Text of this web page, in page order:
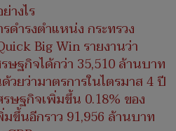
างไร
ดำรงตำแหน่ง กระทรวง
Big Win รายงานว่า
ษฐกิจได้กว่า 35,510 ล้านบาท
ยว่ามาตรการในไตรมาส 4 ปี
รษฐกิจเพิ่มขึ้น 0.18% ของ
มขึ้นอีกราว 91,956 ล้านบาท